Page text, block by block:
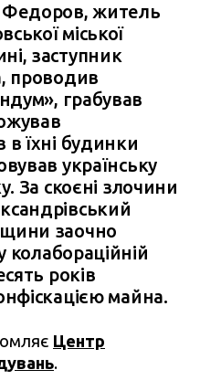
Федоров, житель
міської
заступник
проводив
грабував
їхні будинки
українську
За скоєні злочини
заочно
колабораційній
років
майна.
Центр
.